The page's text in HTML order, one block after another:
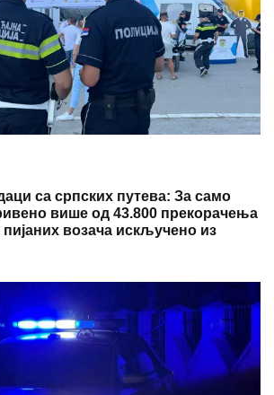
са српских путева: За само
више од 43.800 прекорачења
возача искључено из